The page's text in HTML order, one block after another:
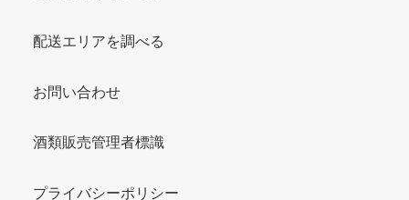
配送エリアを調べる
お問い合わせ
酒類販売管理者標識
プライバシーポリシー